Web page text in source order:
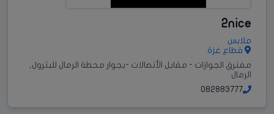
2nice
ملابس
قطاع غزة
مفترق الجوازات - مقابل الأتصالات -بجوار محطة الرمال للبترول,
الرمال
082883777